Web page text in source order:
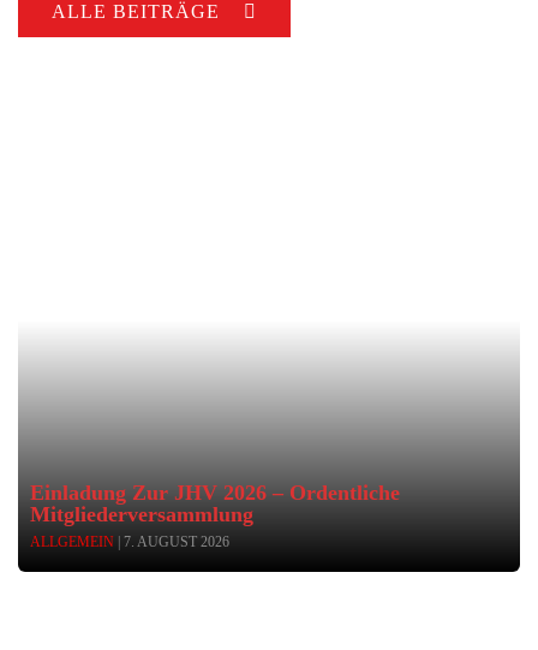
ALLE BEITRÄGE
Einladung Zur JHV 2026 – Ordentliche
Mitgliederversammlung
ALLGEMEIN | 7. AUGUST 2026